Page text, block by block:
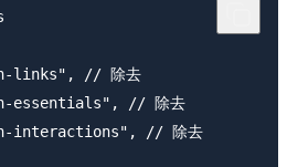
links", // 除去
essentials", // 除去
interactions", // 除去